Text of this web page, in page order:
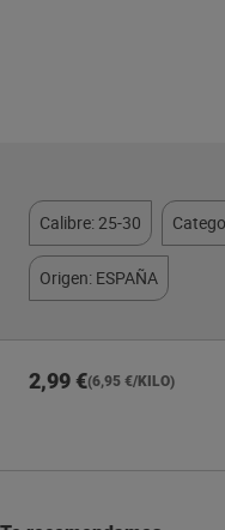
Calibre: 25-30
Origen: ESPAÑA
2,99 €(6,95 €/KILO)